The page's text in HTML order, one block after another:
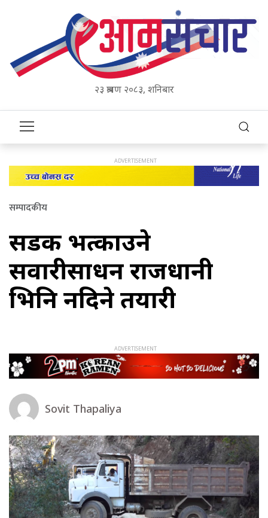
२३ श्रावण २०८३, शनिबार
सम्पादकीय
सडक भत्काउने
सवारीसाधन राजधानी
भित्रिन नदिने तयारी
Sovit Thapaliya